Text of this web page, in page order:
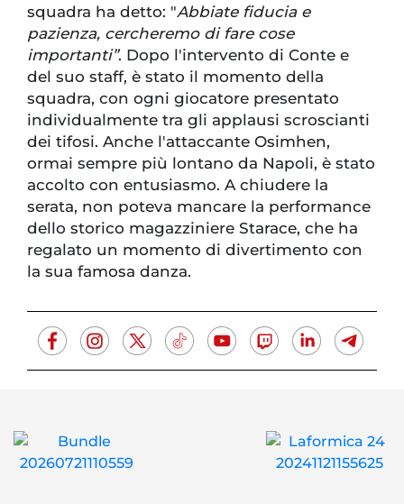
squadra ha detto: "Abbiate fiducia e
pazienza, cercheremo di fare cose
importanti”. Dopo l'intervento di Conte e
del suo staff, è stato il momento della
squadra, con ogni giocatore presentato
individualmente tra gli applausi scroscianti
dei tifosi. Anche l'attaccante Osimhen,
ormai sempre più lontano da Napoli, è stato
accolto con entusiasmo. A chiudere la
serata, non poteva mancare la performance
dello storico magazziniere Starace, che ha
regalato un momento di divertimento con
la sua famosa danza.